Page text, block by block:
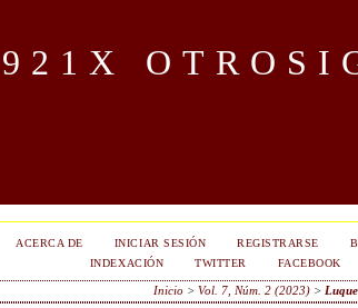
ACERCA DE INICIAR SESIÓN REGISTRARSE
INDEXACIÓN
TWITTER FACEBOOK
Inicio >Vol. 7, Núm. 2 (2023) >